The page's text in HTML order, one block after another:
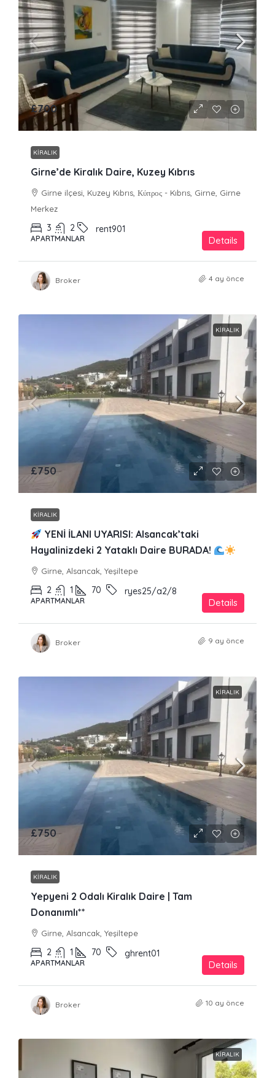
£700
KIRALIK
Girne’de Kiralık Daire, Kuzey Kıbrıs
Girne ilçesi, Kuzey Kıbrıs, Κύπρος - Kıbrıs, Girne, Girne
Merkez
3 2 rent901
APARTMANLAR Details
Broker 4 ay önce
KIRALIK
£750
KIRALIK
YENİ İLANI UYARISI: Alsancak’taki
Hayalinizdeki 2 Yataklı Daire BURADA!
Girne, Alsancak, Yeşiltepe
2 1 70 ryes25/a2/8
APARTMANLAR Details
Broker 9 ay önce
KIRALIK
£750
KIRALIK
Yepyeni 2 Odalı Kiralık Daire | Tam
Donanımlı**
Girne, Alsancak, Yeşiltepe
2 1 70 ghrent01
APARTMANLAR Details
Broker 10 ay önce
KIRALIK